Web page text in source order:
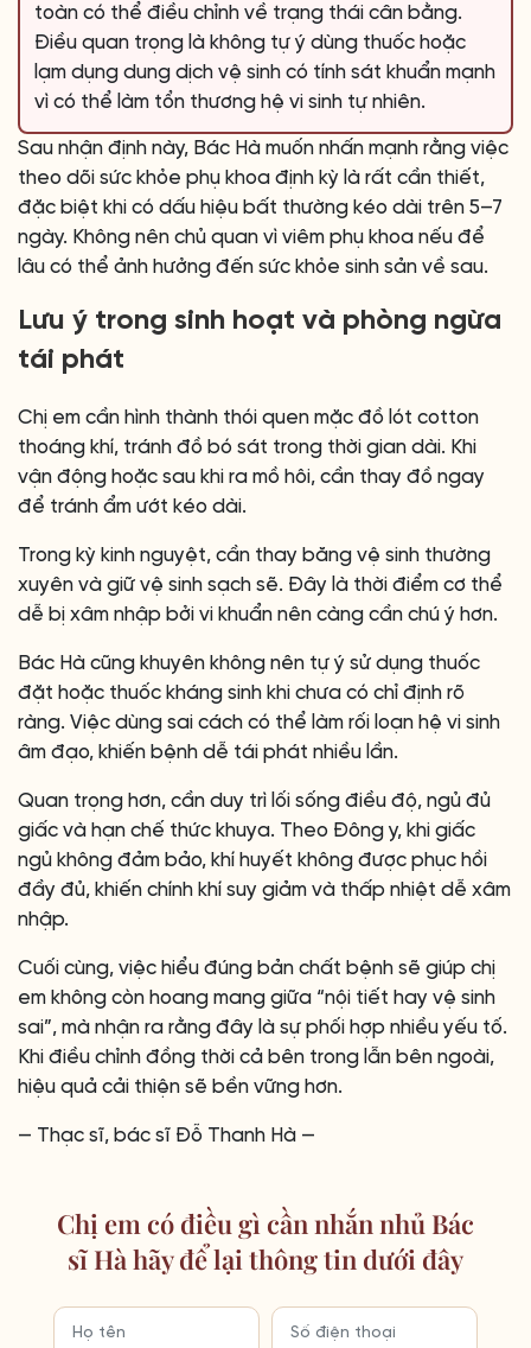
toàn có thể điều chỉnh về trạng thái cân bằng.
Điều quan trọng là không tự ý dùng thuốc hoặc
lạm dụng dung dịch vệ sinh có tính sát khuẩn mạnh
vì có thể làm tổn thương hệ vi sinh tự nhiên.
Sau nhận định này, Bác Hà muốn nhấn mạnh rằng việc
theo dõi sức khỏe phụ khoa định kỳ là rất cần thiết,
đặc biệt khi có dấu hiệu bất thường kéo dài trên 5–7
ngày. Không nên chủ quan vì viêm phụ khoa nếu để
lâu có thể ảnh hưởng đến sức khỏe sinh sản về sau.
Lưu ý trong sinh hoạt và phòng ngừa
tái phát
Chị em cần hình thành thói quen mặc đồ lót cotton
thoáng khí, tránh đồ bó sát trong thời gian dài. Khi
vận động hoặc sau khi ra mồ hôi, cần thay đồ ngay
để tránh ẩm ướt kéo dài.
Trong kỳ kinh nguyệt, cần thay băng vệ sinh thường
xuyên và giữ vệ sinh sạch sẽ. Đây là thời điểm cơ thể
dễ bị xâm nhập bởi vi khuẩn nên càng cần chú ý hơn.
Bác Hà cũng khuyên không nên tự ý sử dụng thuốc
đặt hoặc thuốc kháng sinh khi chưa có chỉ định rõ
ràng. Việc dùng sai cách có thể làm rối loạn hệ vi sinh
âm đạo, khiến bệnh dễ tái phát nhiều lần.
Quan trọng hơn, cần duy trì lối sống điều độ, ngủ đủ
giấc và hạn chế thức khuya. Theo Đông y, khi giấc
ngủ không đảm bảo, khí huyết không được phục hồi
đầy đủ, khiến chính khí suy giảm và thấp nhiệt dễ xâm
nhập.
Cuối cùng, việc hiểu đúng bản chất bệnh sẽ giúp chị
em không còn hoang mang giữa “nội tiết hay vệ sinh
sai”, mà nhận ra rằng đây là sự phối hợp nhiều yếu tố.
Khi điều chỉnh đồng thời cả bên trong lẫn bên ngoài,
hiệu quả cải thiện sẽ bền vững hơn.
— Thạc sĩ, bác sĩ Đỗ Thanh Hà —
Chị em có điều gì cần nhắn nhủ Bác
sĩ Hà hãy để lại thông tin dưới đây